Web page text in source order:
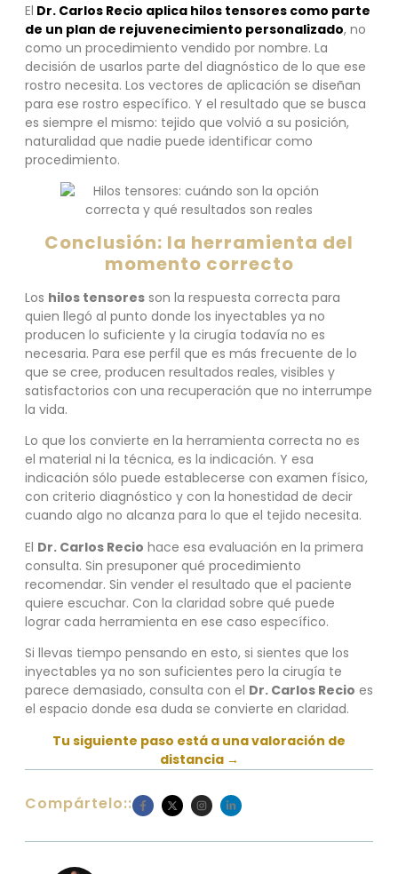
El Dr. Carlos Recio aplica hilos tensores como parte
de un plan de rejuvenecimiento personalizado, no
como un procedimiento vendido por nombre. La
decisión de usarlos parte del diagnóstico de lo que ese
rostro necesita. Los vectores de aplicación se diseñan
para ese rostro específico. Y el resultado que se busca
es siempre el mismo: tejido que volvió a su posición,
naturalidad que nadie puede identificar como
procedimiento.
Conclusión: la herramienta del
momento correcto
Los hilos tensores son la respuesta correcta para
quien llegó al punto donde los inyectables ya no
producen lo suficiente y la cirugía todavía no es
necesaria. Para ese perfil que es más frecuente de lo
que se cree, producen resultados reales, visibles y
satisfactorios con una recuperación que no interrumpe
la vida.
Lo que los convierte en la herramienta correcta no es
el material ni la técnica, es la indicación. Y esa
indicación sólo puede establecerse con examen físico,
con criterio diagnóstico y con la honestidad de decir
cuando algo no alcanza para lo que el tejido necesita.
El Dr. Carlos Recio hace esa evaluación en la primera
consulta. Sin presuponer qué procedimiento
recomendar. Sin vender el resultado que el paciente
quiere escuchar. Con la claridad sobre qué puede
lograr cada herramienta en ese caso específico.
Si llevas tiempo pensando en esto, si sientes que los
inyectables ya no son suficientes pero la cirugía te
parece demasiado, consulta con el Dr. Carlos Recio es
el espacio donde esa duda se convierte en claridad.
Tu siguiente paso está a una valoración de
distancia →
Compártelo::